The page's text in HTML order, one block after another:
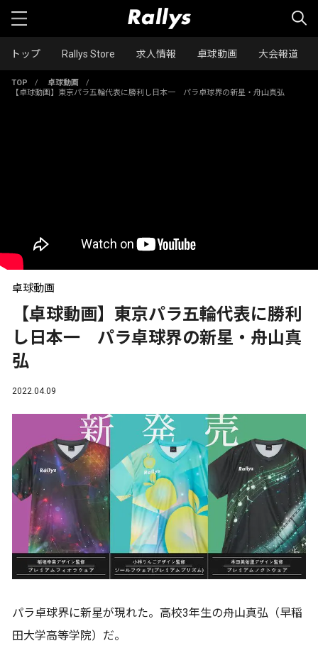
トップ Rallys Store 求人情報 卓球動画 大会報道
TOP / 卓球動画
/
【卓球動画】東京パラ五輪代表に勝利し日本一 パラ卓球界の新星・舟山真弘
卓球動画
【卓球動画】東京パラ五輪代表に勝利
し日本一 パラ卓球界の新星・舟山真
弘
2022.04.09
パラ卓球界に新星が現れた。高校3年生の舟山真弘（早稲
田大学高等学院）だ。